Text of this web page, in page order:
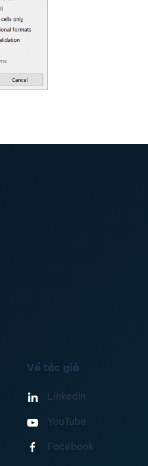
Về tác giả
Linkedin
YouTube
Facebook